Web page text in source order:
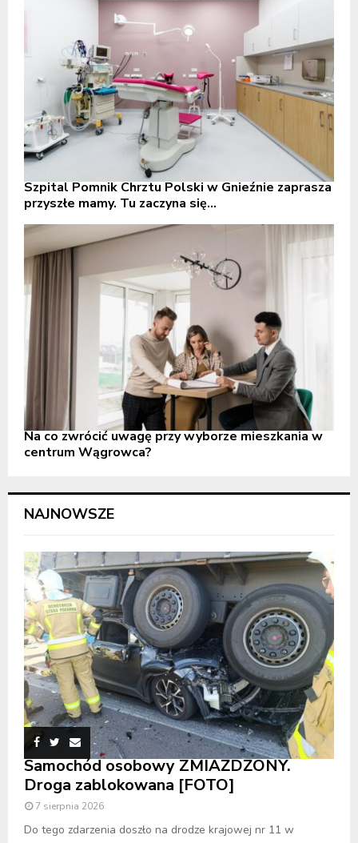
Szpital Pomnik Chrztu Polski w Gnieźnie zaprasza
przyszłe mamy. Tu zaczyna się...
Na co zwrócić uwagę przy wyborze mieszkania w
centrum Wągrowca?
NAJNOWSZE
Samochód osobowy ZMIAŻDŻONY.
Droga zablokowana [FOTO]
7 sierpnia 2026
Do tego zdarzenia doszło na drodze krajowej nr 11 w